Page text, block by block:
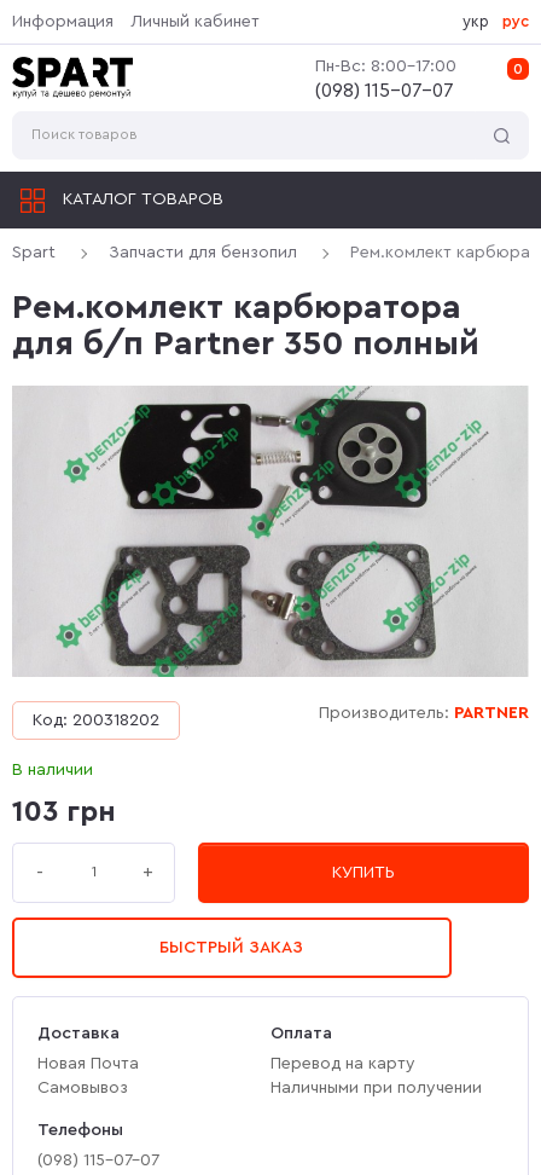
Информация Личный кабинет
0
Пн-Вс: 8:00-17:00
(‎098) 115-07-07
укр рус
КАТАЛОГ ТОВАРОВ
Spart Запчасти для бензопил Рем.комлект
Рем.комлект карбюратора
для б/п Partner 350 полный
Производитель: PARTNER
Код: 200318202
В наличии
103 грн
- + КУПИТЬ
БЫСТРЫЙ ЗАКАЗ
Доставка
Новая Почта
Самовывоз
Оплата
Перевод на карту
Наличными при получении
Телефоны
(‎098) 115-07-07